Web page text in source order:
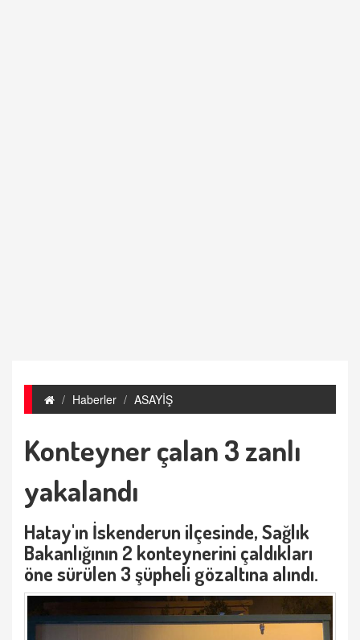
Haberler ASAYİŞ
Konteyner çalan 3 zanlı
yakalandı
Hatay'ın İskenderun ilçesinde, Sağlık
Bakanlığının 2 konteynerini çaldıkları
öne sürülen 3 şüpheli gözaltına alındı.